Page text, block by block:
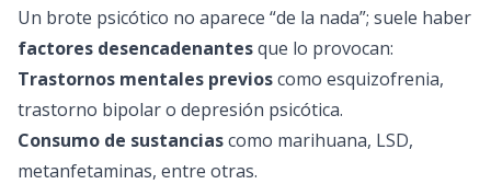
Un brote psicótico no aparece “de la nada”; suele haber
factores desencadenantesque lo provocan:
Trastornos mentales previoscomo esquizofrenia,
trastorno bipolar o depresión psicótica.
Consumo de sustanciascomo marihuana, LSD,
metanfetaminas, entre otras.